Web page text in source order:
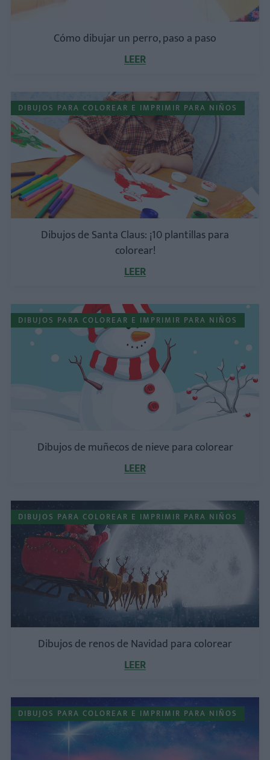
Cómo dibujar un perro, paso a paso
LEER
DIBUJOS PARA COLOREAR E IMPRIMIR PARA NIÑOS
Dibujos de Santa Claus: ¡10 plantillas para
colorear!
LEER
DIBUJOS PARA COLOREAR E IMPRIMIR PARA NIÑOS
Dibujos de muñecos de nieve para colorear
LEER
DIBUJOS PARA COLOREAR E IMPRIMIR PARA NIÑOS
Dibujos de renos de Navidad para colorear
LEER
DIBUJOS PARA COLOREAR E IMPRIMIR PARA NIÑOS